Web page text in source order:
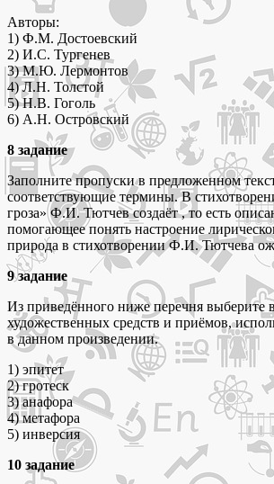
Авторы:
1) Ф.М. Достоевский
2) И.С. Тургенев
3) М.Ю. Лермонтов
4) Л.Н. Толстой
5) Н.В. Гоголь
6) А.Н. Островский
8 задание
Заполните пропуски в предложенном
соответствующие термины. В
гроза» Ф.И. Тютчев создаёт , то есть
помогающее понять настроение
природа в стихотворении Ф.И. Тютчева
9 задание
Из приведённого ниже перечня выберите
художественных средств и приёмов,
в данном произведении.
1) эпитет
2) гротеск
3) анафора
4) метафора
5) инверсия
10 задание